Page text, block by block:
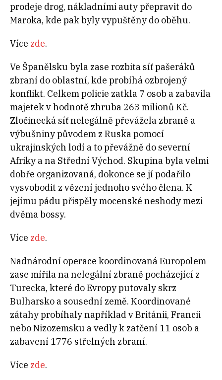
prodeje drog, nákladními auty přepravit do
Maroka, kde pak byly vypuštěny do oběhu.
Více zde.
Ve Španělsku byla zase rozbita síť pašeráků
zbraní do oblastní, kde probíhá ozbrojený
konflikt. Celkem policie zatkla 7 osob a zabavila
majetek v hodnotě zhruba 263 milionů Kč.
Zločinecká síť nelegálně převážela zbraně a
výbušniny původem z Ruska pomocí
ukrajinských lodí a to převážně do severní
Afriky a na Střední Východ. Skupina byla velmi
dobře organizovaná, dokonce se jí podařilo
vysvobodit z vězení jednoho svého člena. K
jejímu pádu přispěly mocenské neshody mezi
dvěma bossy.
Více zde.
Nadnárodní operace koordinovaná Europolem
zase mířila na nelegální zbraně pocházející z
Turecka, které do Evropy putovaly skrz
Bulharsko a sousední země. Koordinované
zátahy probíhaly například v Británii, Francii
nebo Nizozemsku a vedly k zatčení 11 osob a
zabavení 1776 střelných zbraní.
Více zde.